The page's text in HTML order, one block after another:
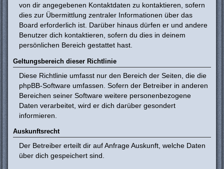
von dir angegebenen Kontaktdaten zu kontaktieren, sofern
dies zur Übermittlung zentraler Informationen über das
Board erforderlich ist. Darüber hinaus dürfen er und andere
Benutzer dich kontaktieren, sofern du dies in deinem
persönlichen Bereich gestattet hast.
Geltungsbereich dieser Richtlinie
Diese Richtlinie umfasst nur den Bereich der Seiten, die die
phpBB-Software umfassen. Sofern der Betreiber in anderen
Bereichen seiner Software weitere personenbezogene
Daten verarbeitet, wird er dich darüber gesondert
informieren.
Auskunftsrecht
Der Betreiber erteilt dir auf Anfrage Auskunft, welche Daten
über dich gespeichert sind.